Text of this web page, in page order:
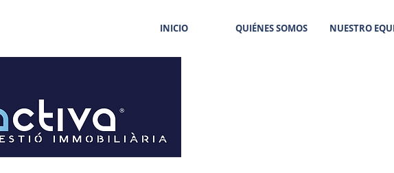
INICIO QUIÉNES SOMOS NUESTRO